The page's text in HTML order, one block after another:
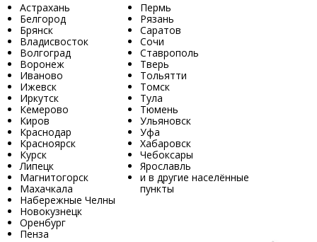
Астрахань
Белгород
Брянск
Владисвосток
Волгоград
Воронеж
Иваново
Ижевск
Иркутск
Кемерово
Киров
Краснодар
Красноярск
Курск
Липецк
Магнитогорск
Махачкала
Набережные Челны
Новокузнецк
Оренбург
Пенза
Пермь
Рязань
Саратов
Сочи
Ставрополь
Тверь
Тольятти
Томск
Тула
Тюмень
Ульяновск
Уфа
Хабаровск
Чебоксары
Ярославль
и в другие населённые
пункты